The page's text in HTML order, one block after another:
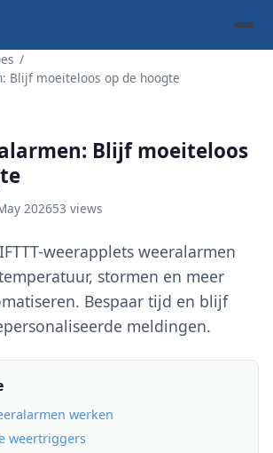
Blijf moeiteloos op de hoogte
Blijf moeiteloos
202653 views
weerapplets weeralarmen
stormen en meer
Bespaar tijd en blijf
meldingen.
werken
weertriggers